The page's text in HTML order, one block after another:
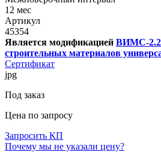
12 мес
Артикул
45354
Является модификацией ВИМС-2.2
строительных материалов
Сертификат
jpg
Под заказ
Цена по запросу
Запросить КП
Почему мы не указали цену?